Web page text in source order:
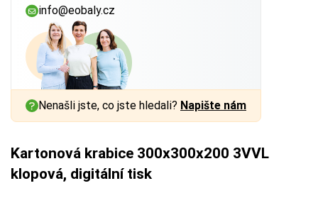
info@eobaly.cz
Nenašli jste, co jste hledali? Napište nám
Kartonová krabice 300x300x200 3VVL
klopová, digitální tisk